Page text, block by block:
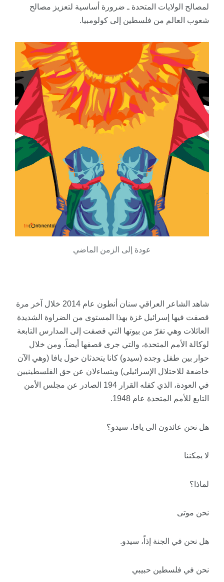
لمصالح الولايات المتحدة ـ ضرورة أساسية لتعزيز مصالح
شعوب العالم من فلسطين إلى كولومبيا.
عودة إلى الزمن الماضي
شاهد الشاعر العراقي سنان أنطون عام 2014 خلال آخر مرة
قصفت فيها إسرائيل غزة بهذا المستوى من الضراوة الشديدة
العائلات وهي تفرّ من بيوتها التي قصفت إلى المدارس التابعة
لوكالة الأمم المتحدة، والتي جرى قصفها أيضاً. ومن خلال
حوار بين طفل وجده (سيدو) كانا يتحدثان حول يافا (وهي الآن
خاضعة للاحتلال الإسرائيلي) ويتساءلان عن حق الفلسطينيين
في العودة، الذي كفله القرار
194 الصادر عن مجلس الأمن
التابع للأمم المتحدة عام 1948.
هل نحن عائدون الى يافا، سيدو؟
لا يمكننا
لماذا؟
نحن موتى
هل نحن في الجنة إذاً، سيدو.
نحن في فلسطين حبيبي